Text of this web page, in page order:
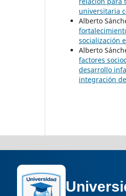
universitaria
Alberto
socialización
Alberto
factores
desarrollo
integración